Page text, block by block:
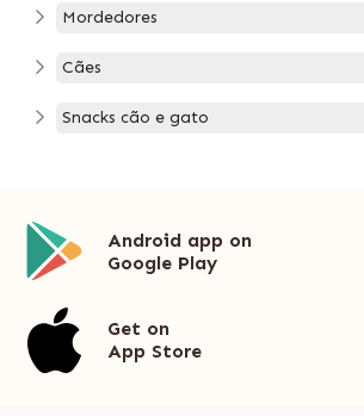
Mordedores
Cães
Snacks cão e gato
Android app on
Google Play
Get on
App Store